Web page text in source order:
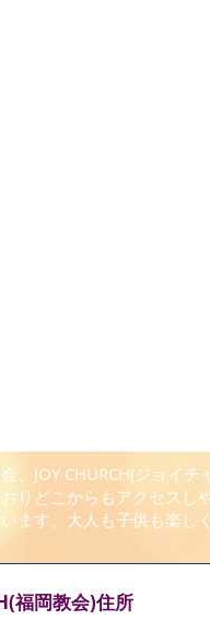
、JOY CHURCH(ジョイ
りどこからもアクセスし
ます。大人も子供も楽し
福岡教会)住所